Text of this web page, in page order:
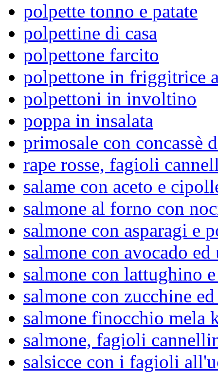
polpette tonno e patate
polpettine di casa
polpettone farcito
polpettone in friggitrice
polpettoni in involtino
poppa in insalata
primosale con concassè
rape rosse, fagioli
salame con aceto e
salmone al forno con
salmone con asparagi e
salmone con avocado ed
salmone con lattughino
salmone con zucchine
salmone finocchio mela
salmone, fagioli
salsicce con i fagioli